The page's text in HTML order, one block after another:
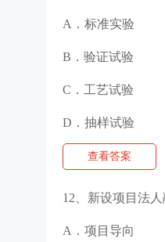
A．标准实验
B．验证试验
C．工艺试验
D．抽样试验
查看答案
12、新设项目法
A．项目导向